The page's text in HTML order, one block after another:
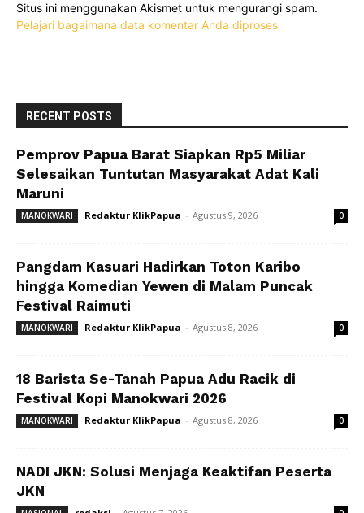
Situs ini menggunakan Akismet untuk mengurangi spam.
Pelajari bagaimana data komentar Anda diproses
RECENT POSTS
Pemprov Papua Barat Siapkan Rp5 Miliar
Selesaikan Tuntutan Masyarakat Adat Kali
Maruni
MANOKWARI Redaktur KlikPapua - Agustus 9, 2026 0
Pangdam Kasuari Hadirkan Toton Karibo
hingga Komedian Yewen di Malam Puncak
Festival Raimuti
MANOKWARI Redaktur KlikPapua - Agustus 8, 2026 0
18 Barista Se-Tanah Papua Adu Racik di
Festival Kopi Manokwari 2026
MANOKWARI Redaktur KlikPapua - Agustus 8, 2026 0
NADI JKN: Solusi Menjaga Keaktifan Peserta
JKN